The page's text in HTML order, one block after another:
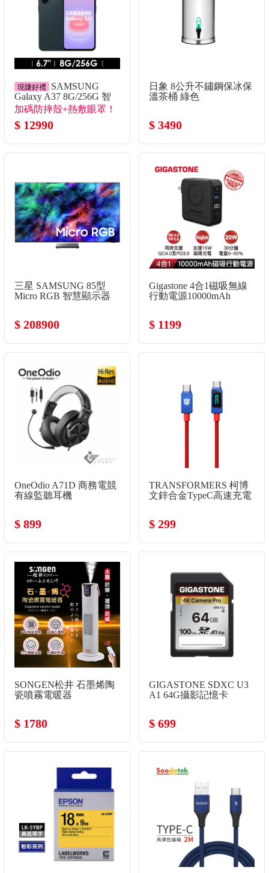
現賺好禮
SAMSUNG
Galaxy A37 8G/256G 智
慧型手機 水洗綠
加碼防摔殼+熱敷眼罩！
$ 12990
日象 8公升不鏽鋼保冰保
溫茶桶 綠色
$ 3490
三星 SAMSUNG 85型
Micro RGB 智慧顯示器
$ 208900
Gigastone 4合1磁吸無線
行動電源10000mAh
$ 1199
OneOdio A71D 商務電競
有線監聽耳機
$ 899
TRANSFORMERS 柯博
文鋅合金TypeC高速充電
$ 299
SONGEN松井 石墨烯陶
瓷噴霧電暖器
$ 1780
GIGASTONE SDXC U3
A1 64G攝影記憶卡
$ 699